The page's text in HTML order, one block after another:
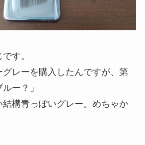
す。
グレーを購入したんですが、第
ー？」
結構青っぽいグレー。めちゃか